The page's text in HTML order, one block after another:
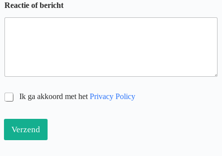
Reactie of bericht
S
t
Ik ga akkoord met het Privacy Policy
Verzend